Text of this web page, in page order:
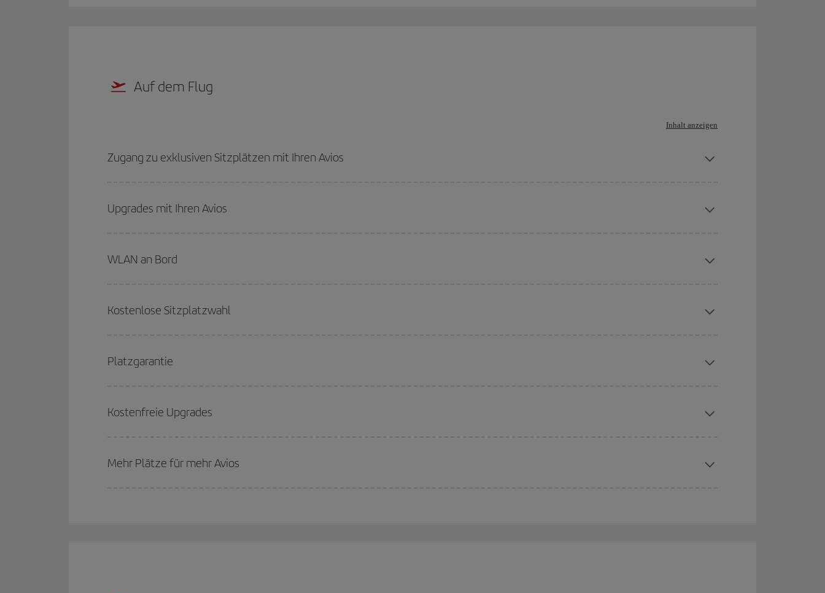
Auf dem Flug
Inhalt anzeigen
Zugang zu exklusiven Sitzplätzen mit Ihren Avios
Upgrades mit Ihren Avios
WLAN an Bord
Kostenlose Sitzplatzwahl
Platzgarantie
Kostenfreie Upgrades
Mehr Plätze für mehr Avios